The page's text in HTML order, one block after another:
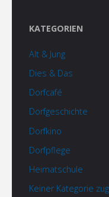
KATEGORIEN
Alt & Jung
Dies & Das
Dorfcafé
Dorfgeschichte
Dorfkino
Dorfpflege
Heimatschule
Keiner Kategorie